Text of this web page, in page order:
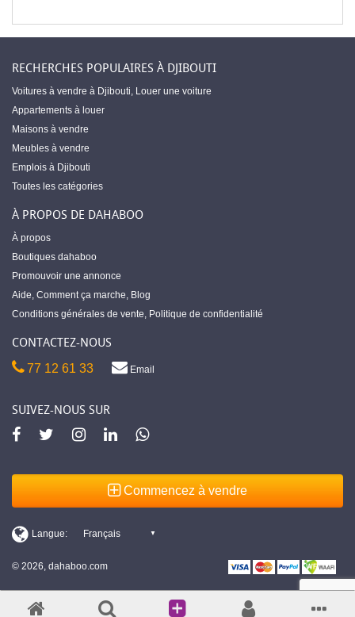
RECHERCHES POPULAIRES À DJIBOUTI
Voitures à vendre à Djibouti, Louer une voiture
Appartements à louer
Maisons à vendre
Meubles à vendre
Emplois à Djibouti
Toutes les catégories
À PROPOS DE DAHABOO
À propos
Boutiques dahaboo
Promouvoir une annonce
Aide, Comment ça marche, Blog
Conditions générales de vente, Politique de confidentialité
CONTACTEZ-NOUS
77 12 61 33 Email
SUIVEZ-NOUS SUR
Commencez à vendre
© 2026, dahaboo.com